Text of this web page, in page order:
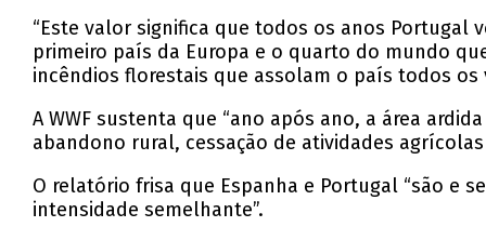
“Este valor significa que todos os anos Portugal
primeiro país da Europa e o quarto do mundo
incêndios florestais que assolam o país todos os
A WWF sustenta que “ano após ano, a área
abandono rural, cessação de atividades
O relatório frisa que Espanha e Portugal “são e
intensidade semelhante”.